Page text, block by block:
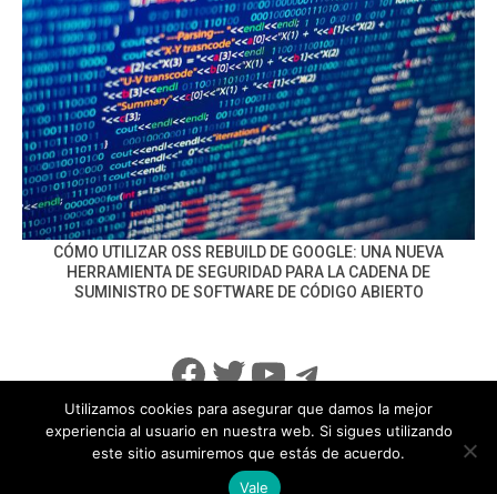
CÓMO UTILIZAR OSS REBUILD DE GOOGLE: UNA NUEVA
HERRAMIENTA DE SEGURIDAD PARA LA CADENA DE
SUMINISTRO DE SOFTWARE DE CÓDIGO ABIERTO
Facebook
Twitter
YouTube
Telegram
info@noticiasseguridad.com Política de Privacidad
Utilizamos cookies para asegurar que damos la mejor
experiencia al usuario en nuestra web. Si sigues utilizando
este sitio asumiremos que estás de acuerdo.
Vale